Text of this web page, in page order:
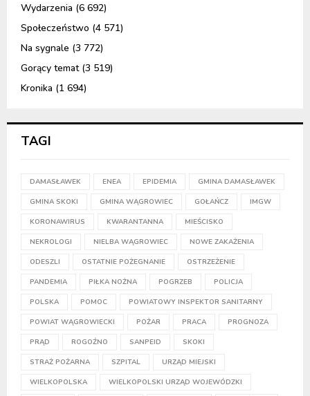
Wydarzenia (6 692)
Społeczeństwo (4 571)
Na sygnale (3 772)
Gorący temat(3 519)
Kronika (1 694)
TAGI
DAMASŁAWEK ENEA EPIDEMIA GMINA DAMASŁAWEK
GMINA SKOKI GMINA WĄGROWIEC GOŁAŃCZ IMGW
KORONAWIRUS KWARANTANNA MIEŚCISKO
NEKROLOGI NIELBA WĄGROWIEC NOWE ZAKAŻENIA
ODESZLI OSTATNIE POŻEGNANIE OSTRZEŻENIE
PANDEMIA PIŁKA NOŻNA POGRZEB POLICJA
POLSKA POMOC POWIATOWY INSPEKTOR SANITARNY
POWIAT WĄGROWIECKI POŻAR PRACA PROGNOZA
PRĄD ROGOŹNO SANPEID SKOKI
STRAŻ POŻARNA SZPITAL URZĄD MIEJSKI
WIELKOPOLSKA WIELKOPOLSKI URZĄD WOJEWÓDZKI